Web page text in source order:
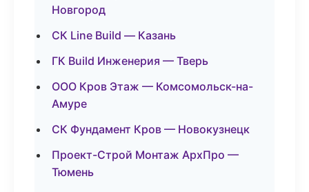
Новгород
СК Line Build — Казань
ГК Build Инженерия — Тверь
ООО Кров Этаж — Комсомольск-на-
Амуре
СК Фундамент Кров — Новокузнецк
Проект-Строй Монтаж АрхПро —
Тюмень